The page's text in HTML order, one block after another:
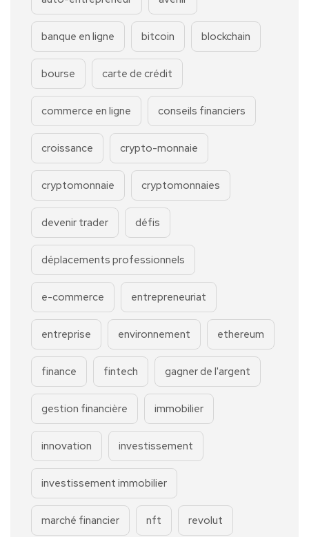
banque en ligne bitcoin blockchain
bourse carte de crédit
commerce en ligne conseils financiers
croissance crypto-monnaie
cryptomonnaie cryptomonnaies
devenir trader défis
déplacements professionnels
e-commerce entrepreneuriat
entreprise environnement ethereum
finance fintech gagner de l'argent
gestion financière immobilier
innovation investissement
investissement immobilier
marché financier nft revolut